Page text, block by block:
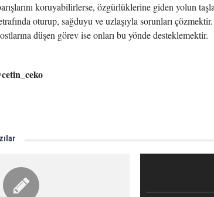
koruyabilirlerse, özgürlüklerine giden yolun
oturup, sağduyu ve uzlaşıyla sorunları
düşen görev ise onları bu yönde desteklemektir.